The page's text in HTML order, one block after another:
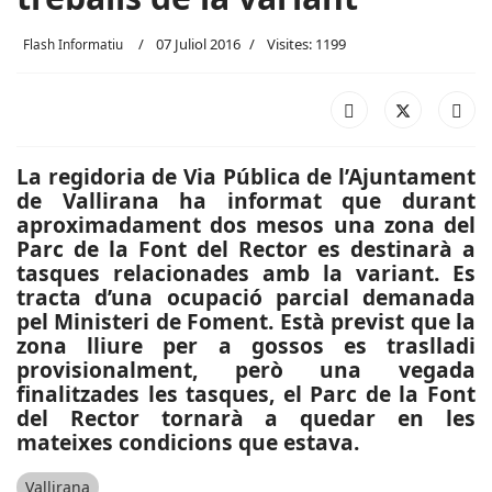
Flash Informatiu 07 Juliol 2016 Visites: 1199
La regidoria de Via Pública de l’Ajuntament
de Vallirana ha informat que durant
aproximadament dos mesos una zona del
Parc de la Font del Rector es destinarà a
tasques relacionades amb la variant. Es
tracta d’una ocupació parcial demanada
pel Ministeri de Foment. Està previst que la
zona lliure per a gossos es traslladi
provisionalment, però una vegada
finalitzades les tasques, el Parc de la Font
del Rector tornarà a quedar en les
mateixes condicions que estava.
Vallirana